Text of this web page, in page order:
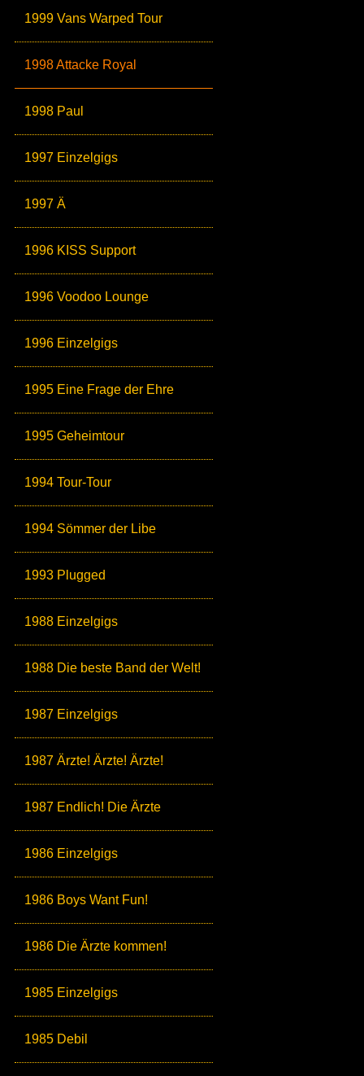
1999 Vans Warped Tour
1998 Attacke Royal
1998 Paul
1997 Einzelgigs
1997 Ä
1996 KISS Support
1996 Voodoo Lounge
1996 Einzelgigs
1995 Eine Frage der Ehre
1995 Geheimtour
1994 Tour-Tour
1994 Sömmer der Libe
1993 Plugged
1988 Einzelgigs
1988 Die beste Band der Welt!
1987 Einzelgigs
1987 Ärzte! Ärzte! Ärzte!
1987 Endlich! Die Ärzte
1986 Einzelgigs
1986 Boys Want Fun!
1986 Die Ärzte kommen!
1985 Einzelgigs
1985 Debil